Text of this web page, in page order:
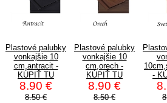
Plastové palubky
vonkajšie 10
cm,antracit -
KÚPIŤ TU
8.90 €
8.50 €
Plastové palubky
vonkajšie 10
cm,orech -
KÚPIŤ TU
8.90 €
8.50 €
-